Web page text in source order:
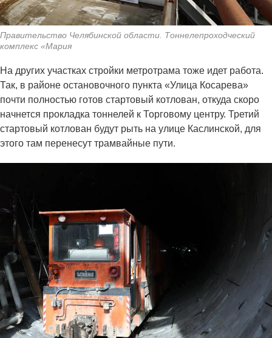
Правительство Челябинской области. Тоннелепроходческий
комплекс «Мария
На других участках стройки метротрама тоже идет работа.
Так, в районе остановочного пункта «Улица Косарева»
почти полностью готов стартовый котлован, откуда скоро
начнется прокладка тоннелей к Торговому центру. Третий
стартовый котлован будут рыть на улице Каслинской, для
этого там перенесут трамвайные пути.